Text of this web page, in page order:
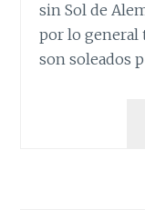
sin Sol de
por lo general
son soleados